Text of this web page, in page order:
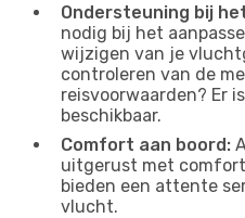
Ondersteuning bij
nodig bij het
wijzigen van je
controleren van de
reisvoorwaarden? Er
beschikbaar.
Comfort aan boord:
uitgerust met
bieden een attente
vlucht.